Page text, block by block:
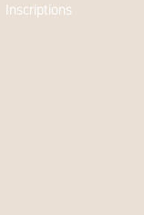
Inscriptions